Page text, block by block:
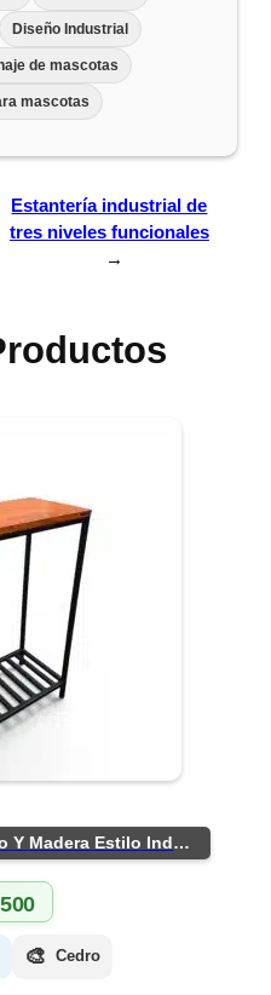
Diseño Industrial
de mascotas
mascotas
Estantería industrial de
tres niveles funcionales
→
Mesa Recibidor De Hierro Y Madera Estilo Industrial
🎨 Cedro